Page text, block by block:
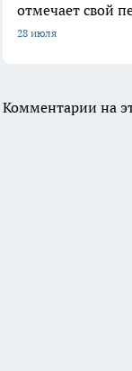
отмечает свой
28 июля
Комментарии на